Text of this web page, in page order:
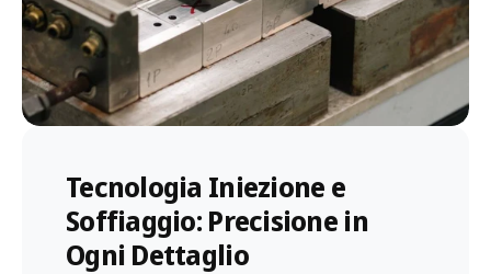
Tecnologia Iniezione e
Soffiaggio: Precisione in
Ogni Dettaglio